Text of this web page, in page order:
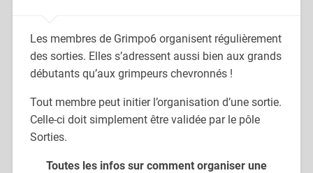
Les membres de Grimpo6 organisent régulièrement
des sorties. Elles s’adressent aussi bien aux grands
débutants qu’aux grimpeurs chevronnés !
Tout membre peut initier l’organisation d’une sortie.
Celle-ci doit simplement être validée par le pôle
Sorties.
Toutes les infos sur comment organiser une